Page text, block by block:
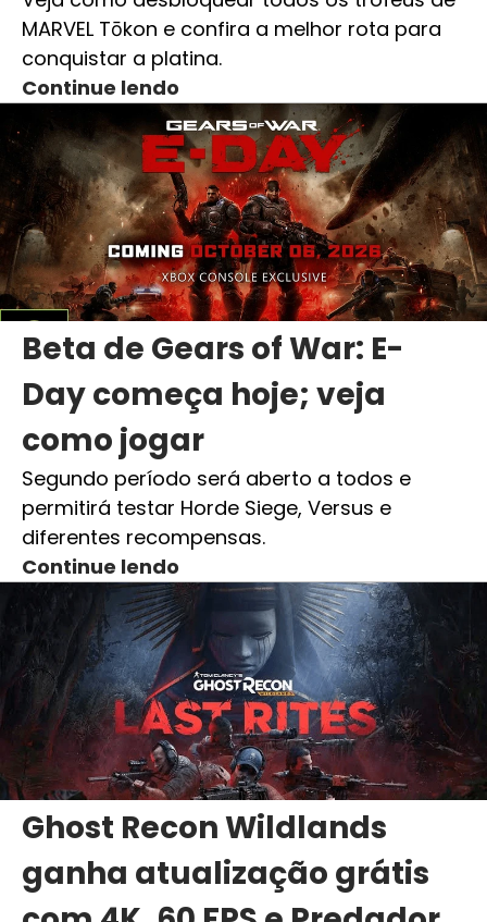
MARVEL Tōkon e confira a melhor rota para
conquistar a platina.
Continue lendo
Beta de Gears of War: E-
Day começa hoje; veja
como jogar
Segundo período será aberto a todos e
permitirá testar Horde Siege, Versus e
diferentes recompensas.
Continue lendo
Ghost Recon Wildlands
ganha atualização grátis